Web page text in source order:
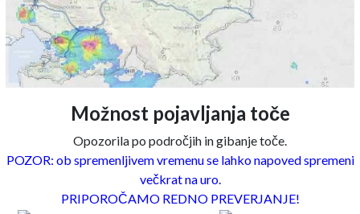
Možnost pojavljanja toče
Opozorila po področjih in gibanje toče.
POZOR: ob spremenljivem vremenu se lahko napoved spremeni
večkrat na uro.
PRIPOROČAMO REDNO PREVERJANJE!